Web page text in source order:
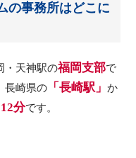
の事務所はどこに
・天神駅の福岡支部で
長崎県の
「長崎駅」か
分です。